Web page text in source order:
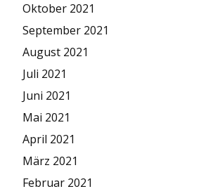
Oktober 2021
September 2021
August 2021
Juli 2021
Juni 2021
Mai 2021
April 2021
März 2021
Februar 2021